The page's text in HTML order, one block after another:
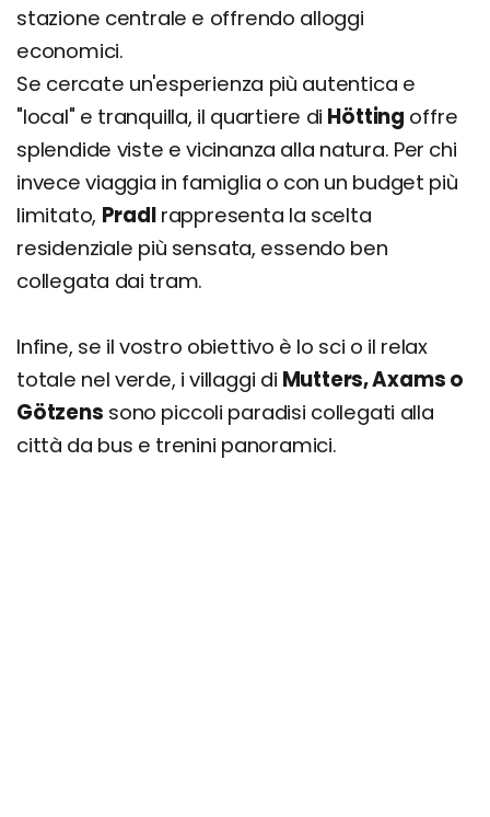
stazione centrale e offrendo alloggi
economici.
Se cercate un'esperienza più autentica e
"local" e tranquilla, il quartiere di Hötting offre
splendide viste e vicinanza alla natura. Per chi
invece viaggia in famiglia o con un budget più
limitato, Pradlrappresenta la scelta
residenziale più sensata, essendo ben
collegata dai tram.
Infine, se il vostro obiettivo è lo sci o il relax
totale nel verde, i villaggi di Mutters, Axams o
Götzens sono piccoli paradisi collegati alla
città da bus e trenini panoramici.